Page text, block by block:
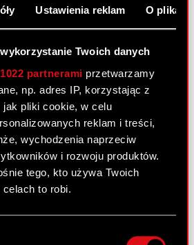
Ustawienia reklam O
Twoich danych
partnerami przetwarzamy
np. adres IP, korzystając z
jak pliki cookie, w celu
reklam i treści,
wychodzenia naprzeciw
i rozwoju produktów.
tego, kto używa Twoich
to robi.
dane dotyczące Twojej
dat premiery gier Spółki
nr 12/2018
o transakcjach wykonywanych
obowiązki zarządcze
Art. 19 ust. 3 MAR Treść
CD PROJEKT S.A. z
(dalej: „Spółka”),
wiadomości
o transakcjach wykonywanych